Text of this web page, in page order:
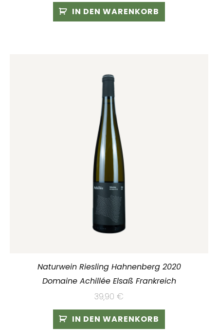
IN DEN WARENKORB
Naturwein Riesling Hahnenberg 2020
Domaine Achillée Elsaß Frankreich
39,90 €
IN DEN WARENKORB